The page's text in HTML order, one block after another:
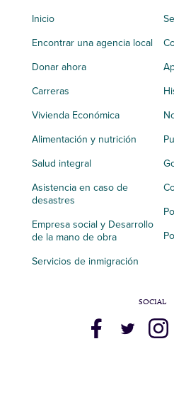
Inicio
Encontrar una agencia local
Donar ahora
Carreras
Vivienda Económica
Alimentación y nutrición
Salud integral
Asistencia en caso de
desastres
Empresa social y Desarrollo
de la mano de obra
Servicios de inmigración
SOCIAL